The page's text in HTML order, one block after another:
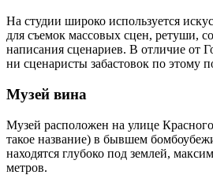
На студии широко используется
для съемок массовых сцен, ретуши,
написания сценариев. В отличие от
ни сценаристы забастовок по этому
Музей вина
Музей расположен на улице
такое название) в бывшем
находятся глубоко под землей,
метров.